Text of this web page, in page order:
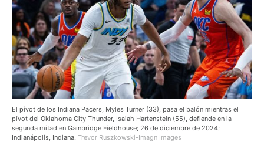
El pívot de los Indiana Pacers, Myles Turner (33), pasa el balón mientras el
pívot del Oklahoma City Thunder, Isaiah Hartenstein (55), defiende en la
segunda mitad en Gainbridge Fieldhouse; 26 de diciembre de 2024;
Indianápolis, Indiana. Trevor Ruszkowski-Imagn Images